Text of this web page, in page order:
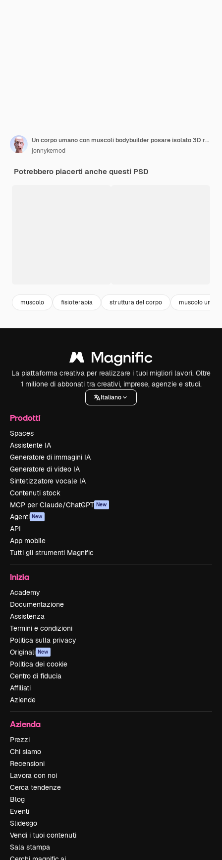
Un corpo umano con muscoli bodybuilder posare isolato 3D render illustrazione
jonnykemod
Potrebbero piacerti anche questi PSD
muscolo fisioterapia struttura del corpo muscolo
La piattaforma creativa per realizzare i tuoi migliori lavori. Oltre
1 milione di abbonati tra creativi, imprese, agenzie e studi.
Italiano
Prodotti
Spaces
Assistente IA
Generatore di immagini IA
Generatore di video IA
Sintetizzatore vocale IA
Contenuti stock
MCP per Claude/ChatGPT New
Agenti New
API
App mobile
Tutti gli strumenti Magnific
Inizia
Academy
Documentazione
Assistenza
Termini e condizioni
Politica sulla privacy
Originali New
Politica dei cookie
Centro di fiducia
Affiliati
Aziende
Azienda
Prezzi
Chi siamo
Recensioni
Lavora con noi
Cerca tendenze
Blog
Eventi
Slidesgo
Vendi i tuoi contenuti
Sala stampa